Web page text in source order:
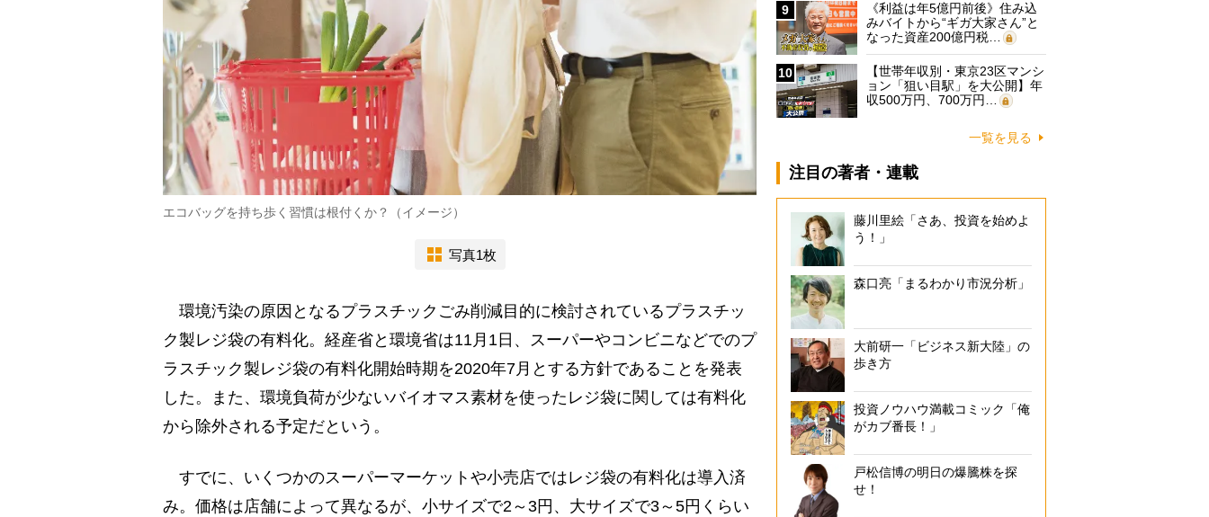
エコバッグを持ち歩く習慣は根付くか？（イメージ）
写真1枚
環境汚染の原因となるプラスチックごみ削減目的に検討されているプラスチッ
ク製レジ袋の有料化。経産省と環境省は11月1日、スーパーやコンビニなどでのプ
ラスチック製レジ袋の有料化開始時期を2020年7月とする方針であることを発表
した。また、環境負荷が少ないバイオマス素材を使ったレジ袋に関しては有料化
から除外される予定だという。
すでに、いくつかのスーパーマーケットや小売店ではレジ袋の有料化は導入済
み。価格は店舗によって異なるが、小サイズで2～3円、大サイズで3～5円くらい
9
《利益は年5億円前後》住み込
みバイトから“ギガ大家さん”と
なった資産200億円税…
10
【世帯年収別・東京23区マンシ
ョン「狙い目駅」を大公開】年
収500万円、700万円…
一覧を見る
注目の著者・連載
藤川里絵「さあ、投資を始めよ
う！」
森口亮「まるわかり市況分析」
大前研一「ビジネス新大陸」の
歩き方
投資ノウハウ満載コミック「俺
がカブ番長！」
戸松信博の明日の爆騰株を探
せ！